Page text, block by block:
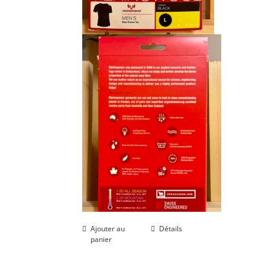
Ajouter au
panier
Détails